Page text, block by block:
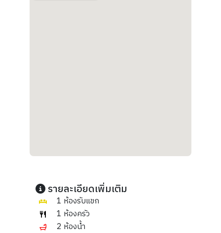
รายละเอียดเพิ่มเติม
1 ห้องรับแขก
1 ห้องครัว
2 ห้องน้ำ